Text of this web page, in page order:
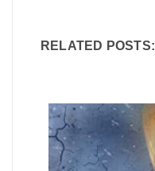
RELATED POSTS: